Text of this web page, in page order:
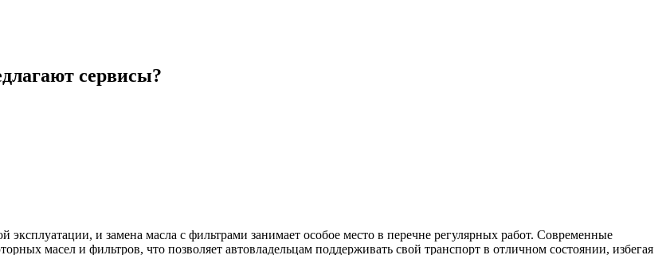
сервисы?
и замена масла с фильтрами занимает особое место в перечне регулярных работ. Современные
масел и фильтров, что позволяет автовладельцам поддерживать свой транспорт в отличном состоянии, избегая